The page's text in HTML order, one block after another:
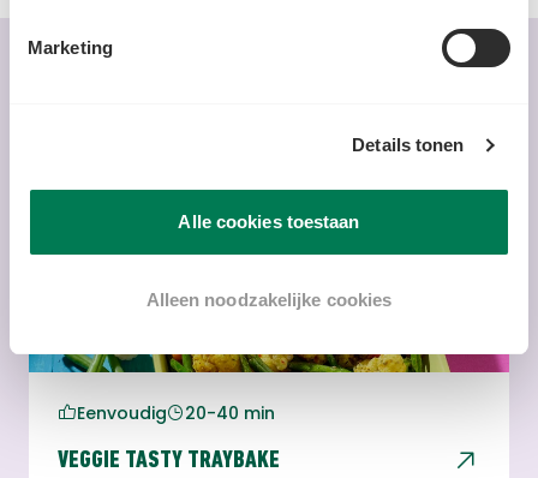
Marketing
Details tonen
Alle cookies toestaan
Alleen noodzakelijke cookies
VIND JE DIT OOK LEKKER?
Eenvoudig
20-40 min
VEGGIE TASTY TRAYBAKE